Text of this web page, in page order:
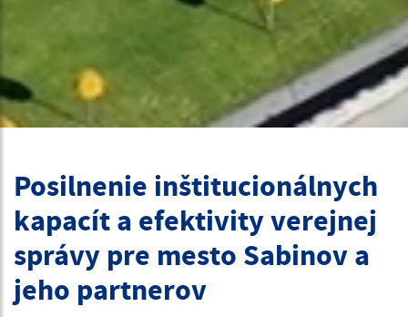
Posilnenie inštitucionálnych
kapacít a efektivity verejnej
správy pre mesto Sabinov a
jeho partnerov